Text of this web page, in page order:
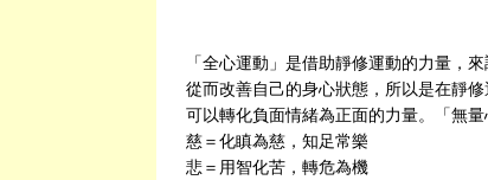
「全心運動」是借助靜修運動的力量，
從而改善自己的身心狀態，所以是在靜
可以轉化負面情緒為正面的力量。「無
慈＝化瞋為慈，知足常樂
悲＝用智化苦，轉危為機